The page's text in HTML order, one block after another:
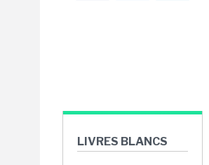
LIVRES BLANCS